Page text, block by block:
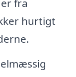
fra
hurtigt